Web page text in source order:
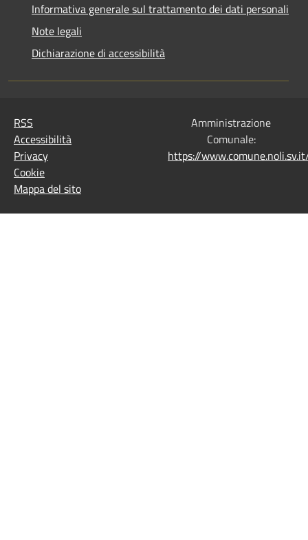
Informativa generale sul trattamento dei dati personali
Note legali
Dichiarazione di accessibilità
RSS
Accessibilità
Privacy
Cookie
Mappa del sito
Amministrazione
Comunale:
https://